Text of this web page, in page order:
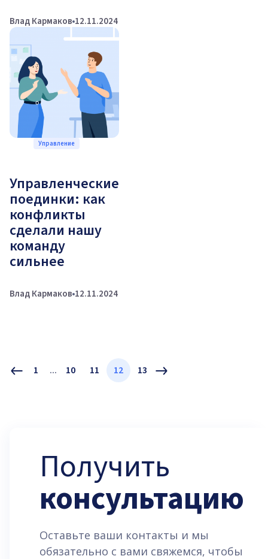
Влад Кармаков 12.11.2024
Управление
Управленческие
поединки: как
конфликты
сделали нашу
команду
сильнее
Влад Кармаков 12.11.2024
1 ... 10 11 12 13
Получить
консультацию
Оставьте ваши контакты и мы
обязательно с вами свяжемся, чтобы